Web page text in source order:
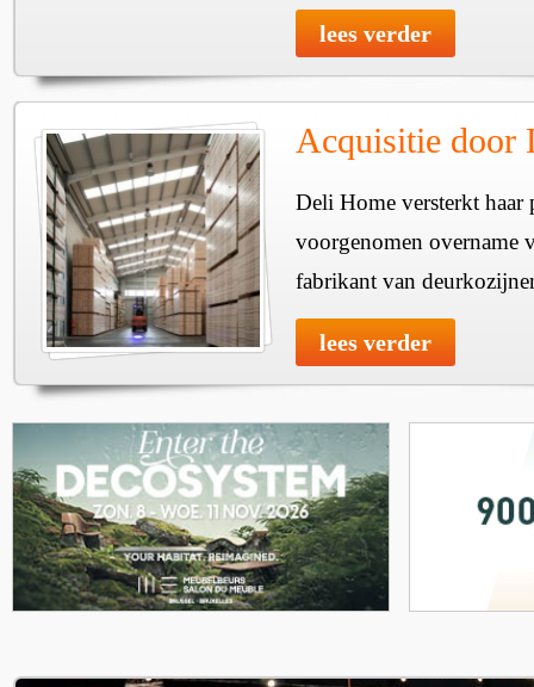
lees verder
Acquisitie door
Deli Home versterkt haar
voorgenomen overname
fabrikant van
lees verder